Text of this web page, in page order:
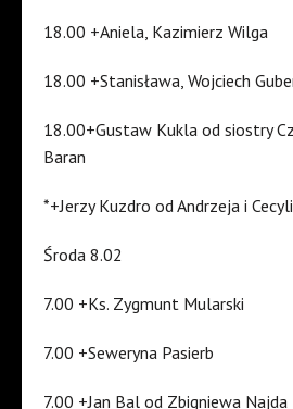
18.00 +Aniela, Kazimierz Wilga
18.00 +Stanisława, Wojciech
18.00+Gustaw Kukla od siostry
Baran
*+Jerzy Kuzdro od Andrzeja i
Środa 8.02
7.00 +Ks. Zygmunt Mularski
7.00 +Seweryna Pasierb
7.00 +Jan Bal od Zbigniewa Najda